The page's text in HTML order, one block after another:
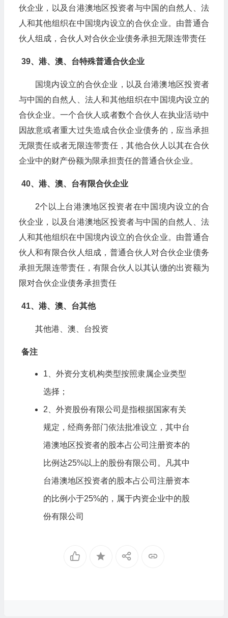
伙企业，以及台港澳地区投资者与中国的自然人、法
人和其他组织在中国境内设立的合伙企业。由普通合
伙人组成，合伙人对合伙企业债务承担无限连带责任
39、港、澳、台特殊普通合伙企业
国境内设立的合伙企业，以及台港澳地区投资者
与中国的自然人、法人和其他组织在中国境内设立的
合伙企业。一个合伙人或者数个合伙人在执业活动中
因故意或者重大过失造成合伙企业债务的，应当承担
无限责任或者无限连带责任，其他合伙人以其在合伙
企业中的财产份额为限承担责任的普通合伙企业。
40、港、澳、台有限合伙企业
2个以上台港澳地区投资者在中国境内设立的合
伙企业，以及台港澳地区投资者与中国的自然人、法
人和其他组织在中国境内设立的合伙企业。由普通合
伙人和有限合伙人组成，普通合伙人对合伙企业债务
承担无限连带责任，有限合伙人以其认缴的出资额为
限对合伙企业债务承担责任
41、港、澳、台其他
其他港、澳、台投资
备注
1、外资分支机构类型按照隶属企业类型
选择；
2、外资股份有限公司是指根据国家有关
规定，经商务部门依法批准设立，其中台
港澳地区投资者的股本占公司注册资本的
比例达25%以上的股份有限公司。凡其中
台港澳地区投资者的股本占公司注册资本
的比例小于25%的，属于内资企业中的股
份有限公司